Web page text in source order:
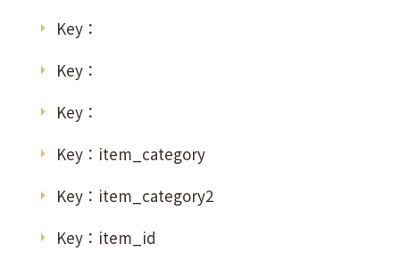
Key：
Key：
Key：
Key：item_category
Key：item_category2
Key：item_id